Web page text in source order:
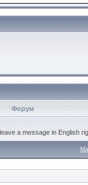
Форум
a message in English